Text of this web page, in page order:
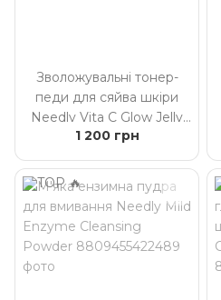
Зволожувальні тонер-
педи для сяйва шкіри
Needly Vita C Glow Jelly
Pad
1 200 грн